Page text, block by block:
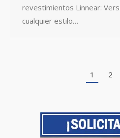
revestimientos Linnear:
cualquier estilo…
1 2